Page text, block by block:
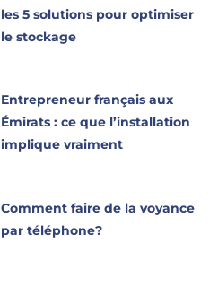
les 5 solutions pour optimiser
le stockage
Entrepreneur français aux
Émirats : ce que l’installation
implique vraiment
Comment faire de la voyance
par téléphone?